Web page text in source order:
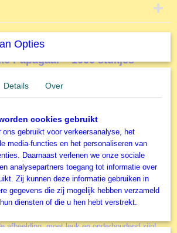
Papagaai - 1000 stukjes
team van puzzelliefhebbers die hun passie
laat genieten van een legpuzzel! Onze
puzzel veranderde al snel in een droomproject
ideale eigenschappen die we in gedachten
de meest opwindende legpuzzels te maken –
werkelijkheid!
Puzzle?
werken als je er geen plezier in hebt?! Het
afbeelding, moet leuk en onderhoudend zijn!
Opties
Details Over
cookies gebruikt
ons gebruikt voor verkeersanalyse, het
media-functies en het personaliseren van
Daarnaast verlenen we onze sociale
analysepartners toegang tot informatie over
Zij kunnen deze informatie gebruiken in
gegevens die zij mogelijk hebben verzameld
diensten of die u hen hebt verstrekt.